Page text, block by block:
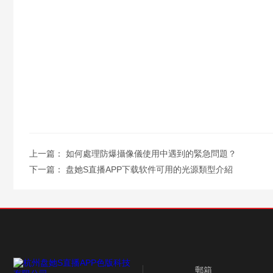
上一篇： 如何處理防爆攝像儀使用中遇到的緊急問題？
下一篇： 盘她S直播APP下载软件可用的光源類型介紹
郵箱